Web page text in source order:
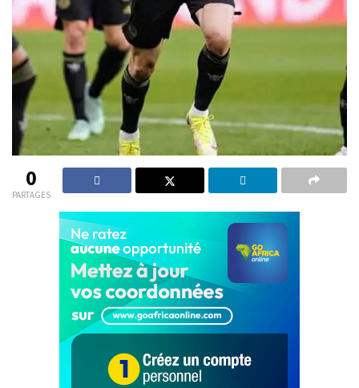
0
PARTAGES